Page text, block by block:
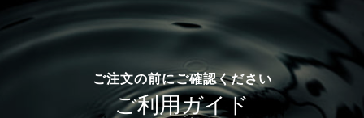
ご注文の前にご確認ください
ご利用ガイド